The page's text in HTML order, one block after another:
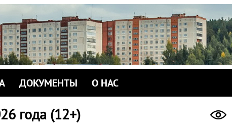
ДОКУМЕНТЫ О НАС
года (12+)